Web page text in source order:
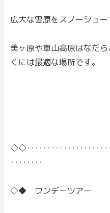
広大な雪原をスノーシュー
美ヶ原や車山高原はなだ
くには最適な場所です。
‥‥‥‥
◇◆ ワンデーツアー